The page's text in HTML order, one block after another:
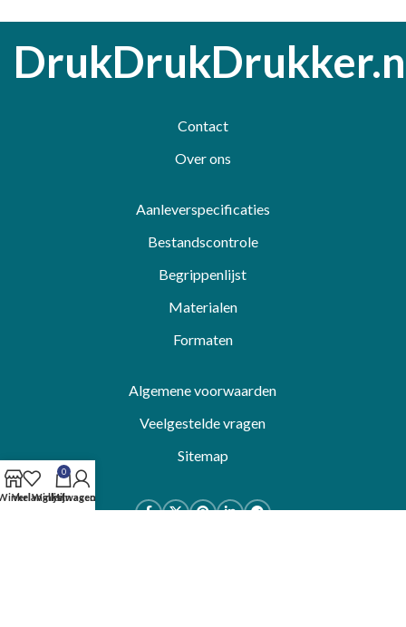
Contact
Over ons
Aanleverspecificaties
Bestandscontrole
Begrippenlijst
Materialen
Formaten
Algemene voorwaarden
Veelgestelde vragen
Sitemap
Verlanglijst
0
Winkelwagen
Mijn account